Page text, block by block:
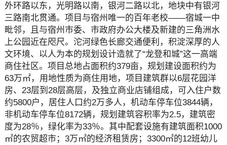
外环路以东，光明路以南，银河二路以北，地块中有银河
三路南北贯通。项目与宿州唯一的百年老校——宿城一中
毗邻，且与宿州市委、市政府办公大楼及新建的三角洲水
上公园近在咫尺。沱河绿色长廊交通便利，积淀深厚的人
文环境、以人为本的规划设计造就了“龙登和城”这一高端
商住社区。项目总地占面积约379亩，规划建设面积约为
63万㎡，用地性质为商住用地，项目建筑群以6层花园洋
房、23层到28层高层，及独立商业店铺组成，可入住户数
约5800户，居住人口约2万多人，机动车停车位3844辆，
非机动车停车位8172辆，规划建筑容积率为2.5，建筑密
度为28％，绿化率为33％。其中配套设施有建筑面积1000
㎡的农贸超市；3万㎡的经济租赁房；3300㎡的12班幼儿